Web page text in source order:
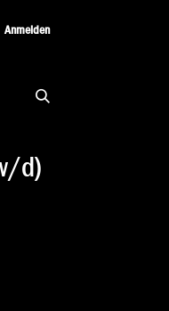
Anmelden
d)